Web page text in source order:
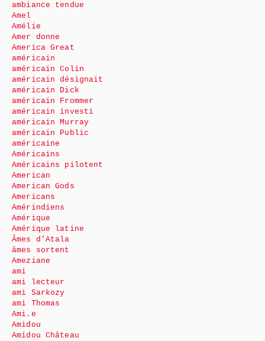
ambiance tendue
Amel
Amélie
Amer donne
America Great
américain
américain Colin
américain désignait
américain Dick
américain Frommer
américain investi
américain Murray
américain Public
américaine
Américains
Américains pilotent
American
American Gods
Americans
Amérindiens
Amérique
Amérique latine
Âmes d’Atala
âmes sortent
Ameziane
ami
ami lecteur
ami Sarkozy
ami Thomas
Ami.e
Amidou
Amidou Château